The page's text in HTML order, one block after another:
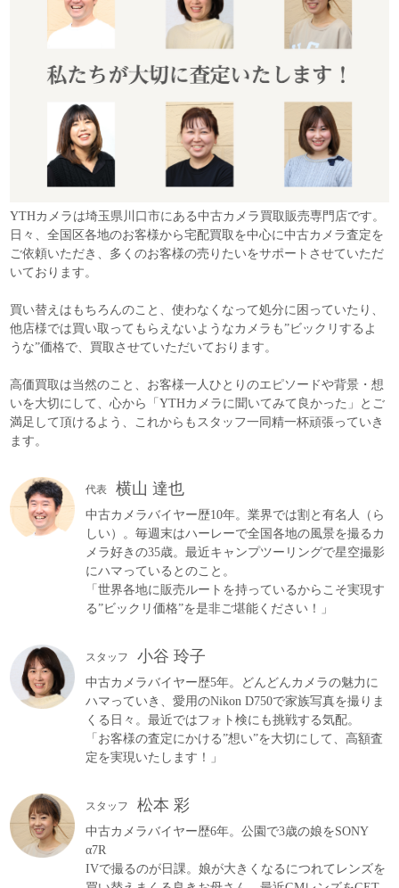
YTHカメラは埼玉県川口市にある中古カメラ買取販売専門店です。
日々、全国区各地のお客様から宅配買取を中心に中古カメラ査定を
ご依頼いただき、多くのお客様の売りたいをサポートさせていただ
いております。
買い替えはもちろんのこと、使わなくなって処分に困っていたり、
他店様では買い取ってもらえないようなカメラも”ビックリするよ
うな”価格で、買取させていただいております。
高価買取は当然のこと、お客様一人ひとりのエピソードや背景・想
いを大切にして、心から「YTHカメラに聞いてみて良かった」とご
満足して頂けるよう、これからもスタッフ一同精一杯頑張っていき
ます。
代表 横山 達也
中古カメラバイヤー歴10年。業界では割と有名人（ら
しい）。毎週末はハーレーで全国各地の風景を撮るカ
メラ好きの35歳。最近キャンプツーリングで星空撮影
にハマっているとのこと。
「世界各地に販売ルートを持っているからこそ実現す
る”ビックリ価格”を是非ご堪能ください！」
スタッフ 小谷 玲子
中古カメラバイヤー歴5年。どんどんカメラの魅力に
ハマっていき、愛用のNikon D750で家族写真を撮りま
くる日々。最近ではフォト検にも挑戦する気配。
「お客様の査定にかける”想い”を大切にして、高額査
定を実現いたします！」
スタッフ 松本 彩
中古カメラバイヤー歴6年。公園で3歳の娘をSONY
α7R
IVで撮るのが日課。娘が大きくなるにつれてレンズを